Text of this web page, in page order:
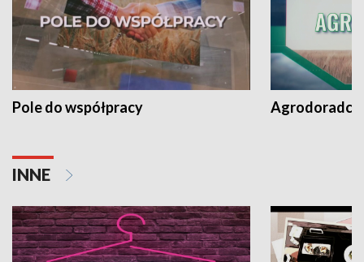
Pole do współpracy Agrodoradcy
INNE